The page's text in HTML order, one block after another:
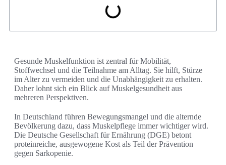
Gesunde Muskelfunktion ist zentral für Mobilität,
Stoffwechsel und die Teilnahme am Alltag. Sie hilft, Stürze
im Alter zu vermeiden und die Unabhängigkeit zu erhalten.
Daher lohnt sich ein Blick auf Muskelgesundheit aus
mehreren Perspektiven.
In Deutschland führen Bewegungsmangel und die alternde
Bevölkerung dazu, dass Muskelpflege immer wichtiger wird.
Die Deutsche Gesellschaft für Ernährung (DGE) betont
proteinreiche, ausgewogene Kost als Teil der Prävention
gegen Sarkopenie.